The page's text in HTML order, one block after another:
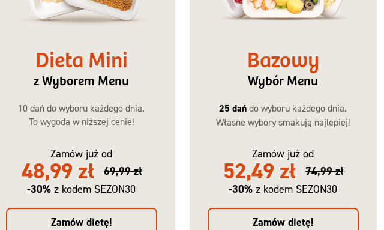
Dieta Mini
z Wyborem Menu
10 dań do wyboru każdego dnia.
To wygoda w niższej cenie!
Zamów już od
48,99 zł
69,99 zł
-30% z kodem SEZON30
Zamów dietę!
Bazowy
Wybór Menu
25 dań do wyboru każdego dnia.
Własne wybory smakują najlepiej!
Zamów już od
52,49 zł
74,99 zł
-30% z kodem SEZON30
Zamów dietę!